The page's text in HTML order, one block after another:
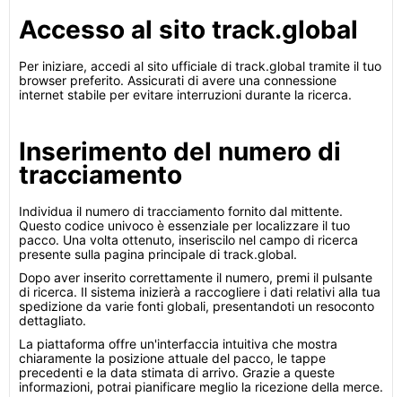
Accesso al sito track.global
Per iniziare, accedi al sito ufficiale di track.global tramite il tuo
browser preferito. Assicurati di avere una connessione
internet stabile per evitare interruzioni durante la ricerca.
Inserimento del numero di
tracciamento
Individua il numero di tracciamento fornito dal mittente.
Questo codice univoco è essenziale per localizzare il tuo
pacco. Una volta ottenuto, inseriscilo nel campo di ricerca
presente sulla pagina principale di track.global.
Dopo aver inserito correttamente il numero, premi il pulsante
di ricerca. Il sistema inizierà a raccogliere i dati relativi alla tua
spedizione da varie fonti globali, presentandoti un resoconto
dettagliato.
La piattaforma offre un'interfaccia intuitiva che mostra
chiaramente la posizione attuale del pacco, le tappe
precedenti e la data stimata di arrivo. Grazie a queste
informazioni, potrai pianificare meglio la ricezione della merce.